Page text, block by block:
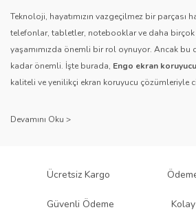
Teknoloji, hayatımızın vazgeçilmez bir parçası
telefonlar, tabletler, notebooklar ve daha
yaşamımızda önemli bir rol oynuyor. Ancak bu
kadar önemli. İşte burada, Engo ekran
kaliteli ve yenilikçi ekran koruyucu çözümleriyle
sağlıyor.
Engo ekran koruyucuları
, uzun yıllara
ürününü titiz bir kalite kontrol sürecinden geçirir.
Ücretsiz Kargo
Güvenli Ödeme